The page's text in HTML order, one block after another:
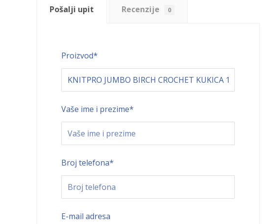
Pošalji upit Recenzije 0
Proizvod*
Vaše ime i prezime*
Broj telefona*
E-mail adresa